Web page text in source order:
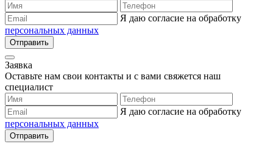
Я даю согласие на обработку
персональных данных
Отправить
Заявка
Оставьте нам свои контакты и с вами свяжется наш
специалист
Я даю согласие на обработку
персональных данных
Отправить